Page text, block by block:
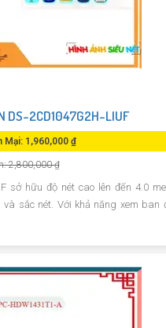
DS-2CD1047G2H-LIUF
Mại: 1,960,000 ₫
2,800,000 ₫
sở hữu độ nét cao lên đến 4.0
sắc nét. Với khả năng xem ban